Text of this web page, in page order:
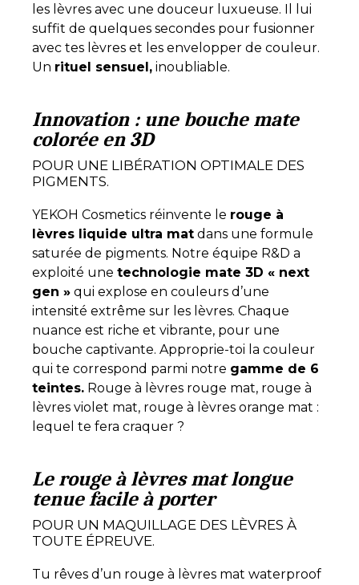
les lèvres avec une douceur luxueuse. Il lui
suffit de quelques secondes pour fusionner
avec tes lèvres et les envelopper de couleur.
Un rituel sensuel, inoubliable.
Innovation : une bouche mate
colorée en 3D
POUR UNE LIBÉRATION OPTIMALE DES
PIGMENTS.
YEKOH Cosmetics réinvente le rouge à
lèvres liquide ultra mat dans une formule
saturée de pigments. Notre équipe R&D a
exploité une technologie mate 3D « next
gen » qui explose en couleurs d’une
intensité extrême sur les lèvres. Chaque
nuance est riche et vibrante, pour une
bouche captivante. Approprie-toi la couleur
qui te correspond parmi notre gamme de 6
teintes. Rouge à lèvres rouge mat, rouge à
lèvres violet mat, rouge à lèvres orange mat :
lequel te fera craquer ?
Le rouge à lèvres mat longue
tenue facile à porter
POUR UN MAQUILLAGE DES LÈVRES À
TOUTE ÉPREUVE.
Tu rêves d’un rouge à lèvres mat waterproof